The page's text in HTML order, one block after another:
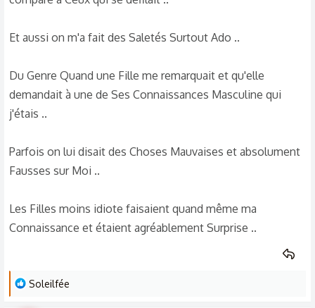
Et aussi on m'a fait des Saletés Surtout Ado ..
Du Genre Quand une Fille me remarquait et qu'elle
demandait à une de Ses Connaissances Masculine qui
j'étais ..
Parfois on lui disait des Choses Mauvaises et absolument
Fausses sur Moi ..
Les Filles moins idiote faisaient quand même ma
Connaissance et étaient agréablement Surprise ..
L
Soleilfée